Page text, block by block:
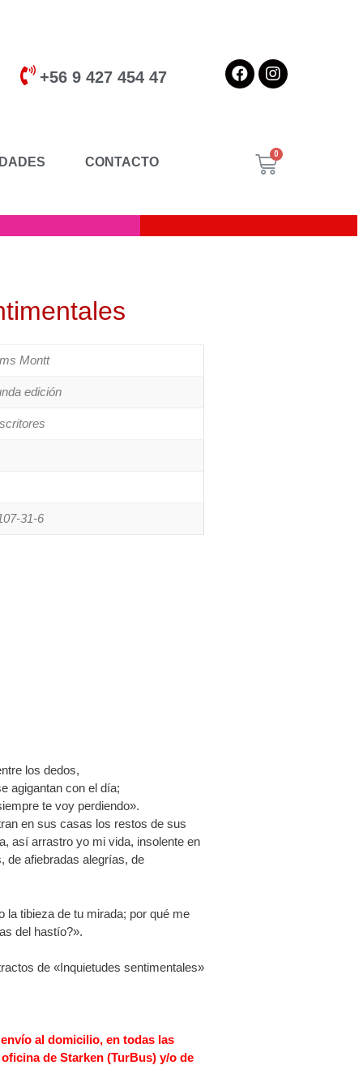
+56 9 427 454 47
CONTACTO
Montt
edición
31-6
los dedos,
agigantan con el día;
te voy perdiendo».
en sus casas los restos de sus
así arrastro yo mi vida, insolente en
de afiebradas alegrías, de
la tibieza de tu mirada; por qué me
del hastío?».
de «Inquietudes sentimentales»
al domicilio, en todas las
de Starken (TurBus) y/o de